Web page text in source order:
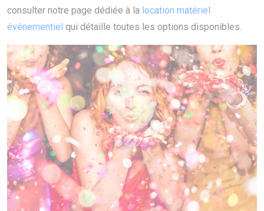
consulter notre page dédiée à la location matériel
événementiel qui détaille toutes les options disponibles.